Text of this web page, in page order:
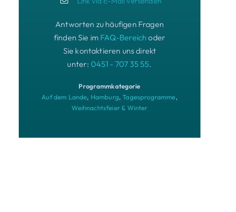
Antworten zu häufigen Fragen
finden Sie im FAQ-Bereich oder
Sie kontaktieren uns direkt
unter: 0451 - 707 35 55.
Programmkategorie
Auf dem Lande, Hamburg,Tagesprogramme,
Weihnachtsfeier & Winter